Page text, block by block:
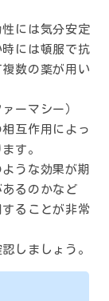
には気分安定
には頓服で抗
数の薬が用い
ーマシー）
互作用によっ
す。
うな効果が期
るのかなど
ることが非常
しましょう。